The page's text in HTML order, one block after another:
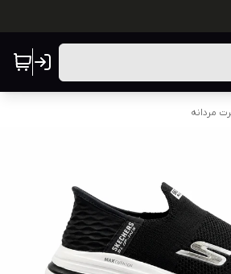
مردانه